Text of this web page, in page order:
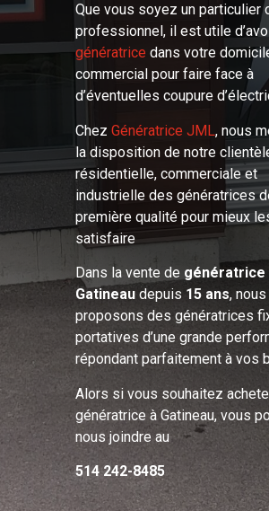
Que vous soyez un particulier
professionnel, il est utile
génératrice dans votre
commercial pour faire face à
d’éventuelles coupure
Chez Génératrice JML, nous
la disposition de notre
résidentielle, commerciale et
industrielle des génératrices
première qualité pour mieux
satisfaire
Dans la vente de génératrice
Gatineau depuis 15 ans,
proposons des génératrices
portatives d’une grande
répondant parfaitement à vos
Alors si vous souhaitez
génératrice à Gatineau, vous
nous joindre au
514 242-8485